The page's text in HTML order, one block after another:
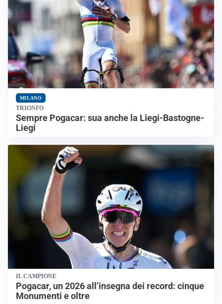
MILANO
TRIONFO
Sempre Pogacar: sua anche la Liegi-Bastogne-
Liegi
IL CAMPIONE
Pogacar, un 2026 all’insegna dei record: cinque
Monumenti e oltre